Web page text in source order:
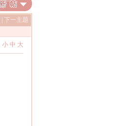
|下一主题
小 中 大